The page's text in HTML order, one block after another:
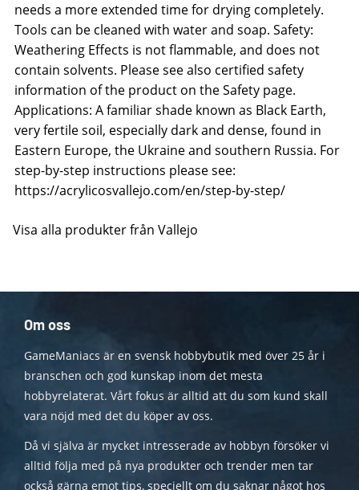
needs a more extended time for drying completely.
Tools can be cleaned with water and soap. Safety:
Weathering Effects is not flammable, and does not
contain solvents. Please see also certified safety
information of the product on the Safety page.
Applications: A familiar shade known as Black Earth,
very fertile soil, especially dark and dense, found in
Eastern Europe, the Ukraine and southern Russia. For
step-by-step instructions please see:
https://acrylicosvallejo.com/en/step-by-step/
Visa alla produkter från Vallejo
Om oss
GameManiacs är en svensk hobbybutik med över 25 år i
branschen och god kunskap inom det mesta
hobbyrelaterat. Vårt fokus är alltid att du som kund skall
vara nöjd med det du köper av oss.
Då vi själva är mycket intresserade av hobbyn försöker vi
alltid följa med på nya produkter och trender men tar
också gärna emot tips, speciellt om du saknar något hos